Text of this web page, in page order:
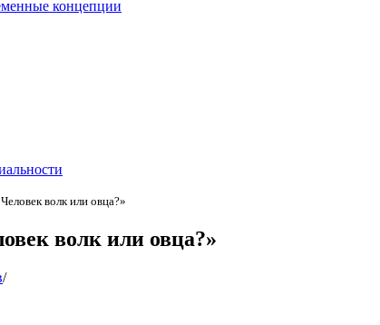
концепции
волк или овца?»
волк или овца?»